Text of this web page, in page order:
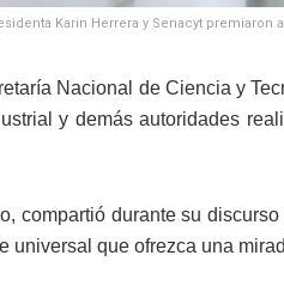
Karin Herrera y Senacyt premiaron
Nacional de Ciencia y
y demás autoridades
compartió durante su
que ofrezca una